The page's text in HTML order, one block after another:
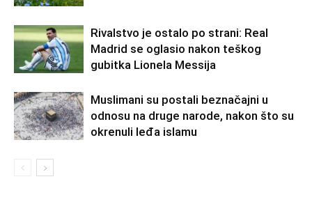
Rivalstvo je ostalo po strani: Real
Madrid se oglasio nakon teškog
gubitka Lionela Messija
Muslimani su postali beznačajni u
odnosu na druge narode, nakon što su
okrenuli leđa islamu